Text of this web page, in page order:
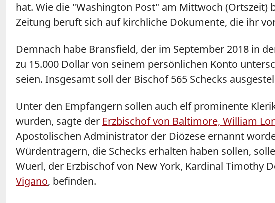
hat. Wie die "Washington Post" am Mittwoch (Ortszeit)
Zeitung beruft sich auf kirchliche Dokumente, die ihr
Demnach habe Bransfield, der im September 2018 in
zu 15.000 Dollar von seinem persönlichen Konto
seien. Insgesamt soll der Bischof 565 Schecks
Unter den Empfängern sollen auch elf prominente
wurden, sagte der Erzbischof von Baltimore, William
Apostolischen Administrator der Diözese ernannt
Würdenträgern, die Schecks erhalten haben sollen,
Wuerl, der Erzbischof von New York, Kardinal Timothy
Vigano, befinden.